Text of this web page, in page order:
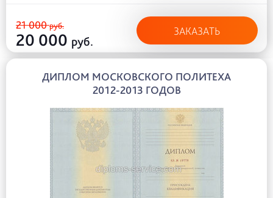
21 000руб.
20 000 руб.
ЗАКАЗАТЬ
ДИПЛОМ МОСКОВСКОГО ПОЛИТЕХА
2012-2013 ГОДОВ